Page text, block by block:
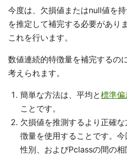
今度は、欠損値またはnull値を
を推定して補完する必要があり
これを行います。
数値連続的特徴量を補完するの
考えられます。
簡単な方法は、平均と標準偏
ことです。
欠損値を推測するより正確
徴量を使用することです。今
性別、およびPclassの間の